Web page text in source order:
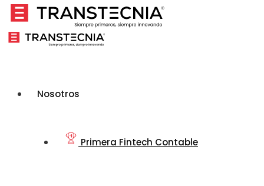
Nosotros
Primera Fintech Contable